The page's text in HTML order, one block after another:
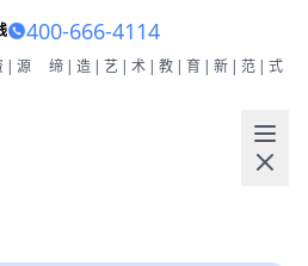
400-666-4114
|源 缔|造|艺|术|教|育|新|范|式